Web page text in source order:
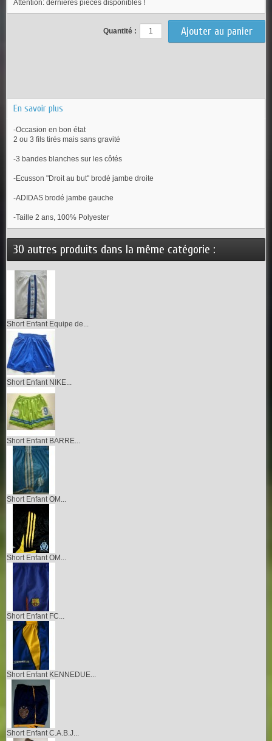
Attention: dernières pièces disponibles !
Quantité :
En savoir plus
-Occasion en bon état
2 ou 3 fils tirés mais sans gravité
-3 bandes blanches sur les côtés
-Ecusson "Droit au but" brodé jambe droite
-ADIDAS brodé jambe gauche
-Taille 2 ans, 100% Polyester
30 autres produits dans la même catégorie :
Short Enfant Equipe de...
Short Enfant NIKE...
Short Enfant BARRE...
Short Enfant OM...
Short Enfant OM...
Short Enfant FC...
Short Enfant KENNEDUE...
Short Enfant C.A.B.J...